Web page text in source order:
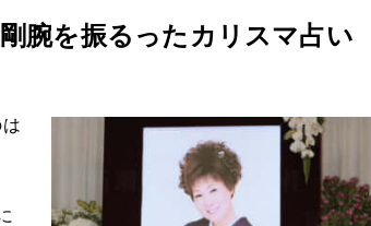
腕を振るったカリスマ占い